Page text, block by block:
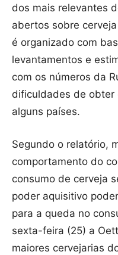
dos mais relevantes
abertos sobre
é organizado com
levantamentos e
com os números da
dificuldades de obter
alguns países.
Segundo o relatório,
comportamento do
consumo de cerveja
poder aquisitivo
para a queda no
sexta-feira (25) a
maiores cervejarias